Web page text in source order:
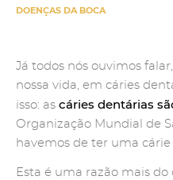
DOENÇAS DA BOCA
Já todos nós ouvimos
nossa vida, em cáries
isso: as cáries dentárias
Organização Mundial de
havemos de ter uma
Esta é uma razão mais